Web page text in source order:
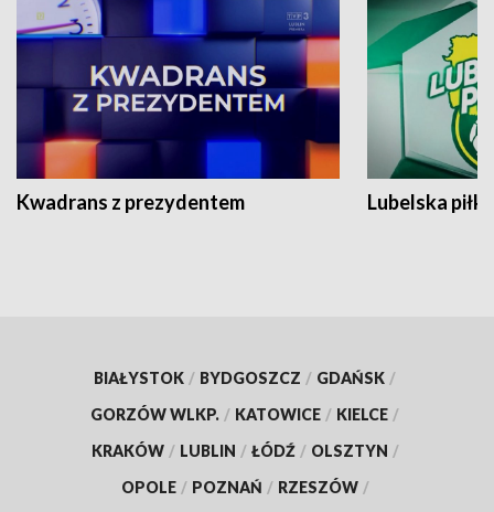
Kwadrans z prezydentem Lubelska piłka
BIAŁYSTOK / BYDGOSZCZ / GDAŃSK /
GORZÓW WLKP. / KATOWICE / KIELCE /
KRAKÓW / LUBLIN / ŁÓDŹ / OLSZTYN /
OPOLE / POZNAŃ / RZESZÓW /